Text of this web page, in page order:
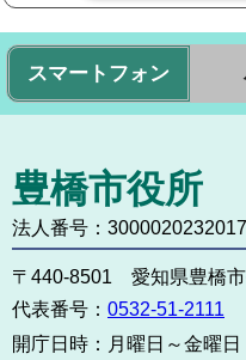
スマートフォン
豊橋市役所
法人番号：3000020232017
〒440-8501 愛知県豊橋
代表番号： 0532-51-2111
開庁日時： 月曜日～金曜